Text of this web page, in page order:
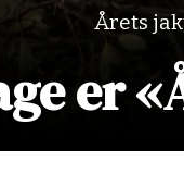
Årets
er